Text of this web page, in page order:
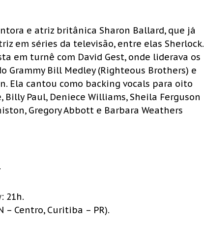
e atriz britânica Sharon Ballard, que já
em séries da televisão, entre elas Sherlock.
em turnê com David Gest, onde liderava os
Grammy Bill Medley (Righteous Brothers) e
Ela cantou como backing vocals para oito
Paul, Deniece Williams, Sheila Ferguson
Gregory Abbott e Barbara Weathers
21h.
– Centro, Curitiba – PR).